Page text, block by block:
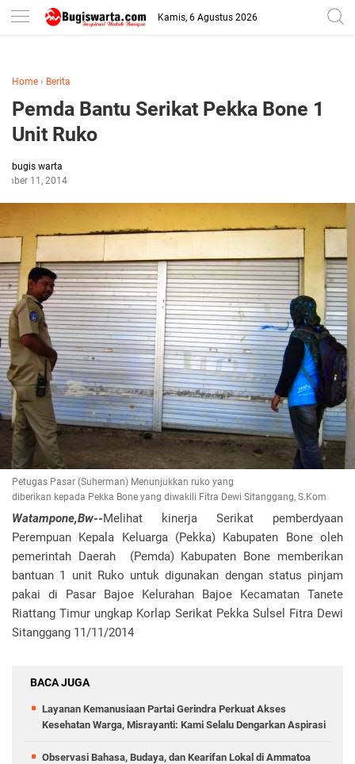
-->
Kamis, 6 Agustus 2026
Home › Berita
Pemda Bantu Serikat Pekka Bone 1
Unit Ruko
bugis warta
11, 2014
Petugas Pasar (Suherman) Menunjukkan ruko yang
diberikan kepada Pekka Bone yang diwakili Fitra Dewi Sitanggang, S.Kom
Watampone,Bw--Melihat kinerja Serikat pemberdyaan
Perempuan Kepala Keluarga (Pekka) Kabupaten Bone oleh
pemerintah Daerah (Pemda) Kabupaten Bone memberikan
bantuan 1 unit Ruko untuk digunakan dengan status pinjam
pakai di Pasar Bajoe Kelurahan Bajoe Kecamatan Tanete
Riattang Timur ungkap Korlap Serikat Pekka Sulsel Fitra Dewi
Sitanggang 11/11/2014
BACA JUGA
Layanan Kemanusiaan Partai Gerindra Perkuat Akses
Kesehatan Warga, Misrayanti: Kami Selalu Dengarkan Aspirasi
Observasi Bahasa, Budaya, dan Kearifan Lokal di Ammatoa